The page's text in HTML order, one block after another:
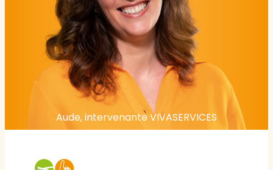
Aude, intervenante VIVASERVICES